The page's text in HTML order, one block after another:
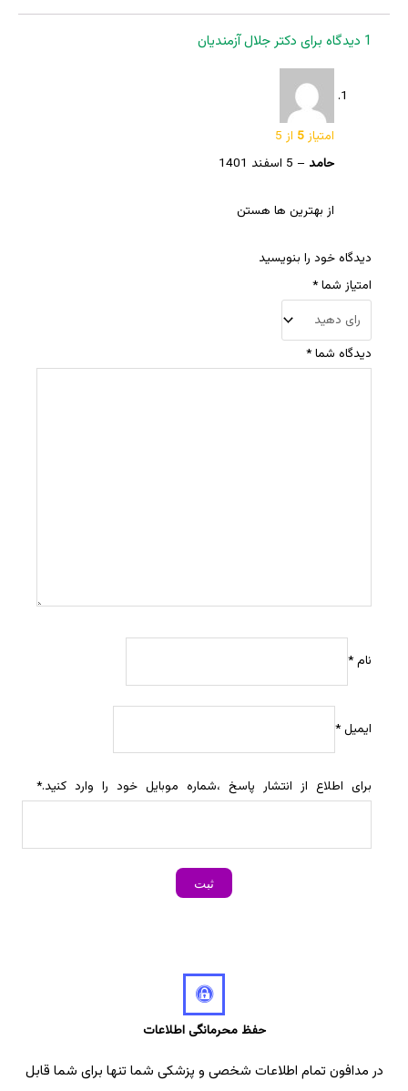
1 دیدگاه برای دکتر جلال آزمندیان
امتیاز5 از 5
حامد – 5 اسفند 1401
از بهترین ها هستن
دیدگاه خود را بنویسید
امتیاز شما*
دیدگاه شما*
نام*
ایمیل*
برای اطلاع از انتشار پاسخ ،شماره موبایل خود را وارد کنید.*
حفظ محرمانگی اطلاعات
در مدافون تمام اطلاعات شخصی و پزشکی شما تنها برای شما قابل